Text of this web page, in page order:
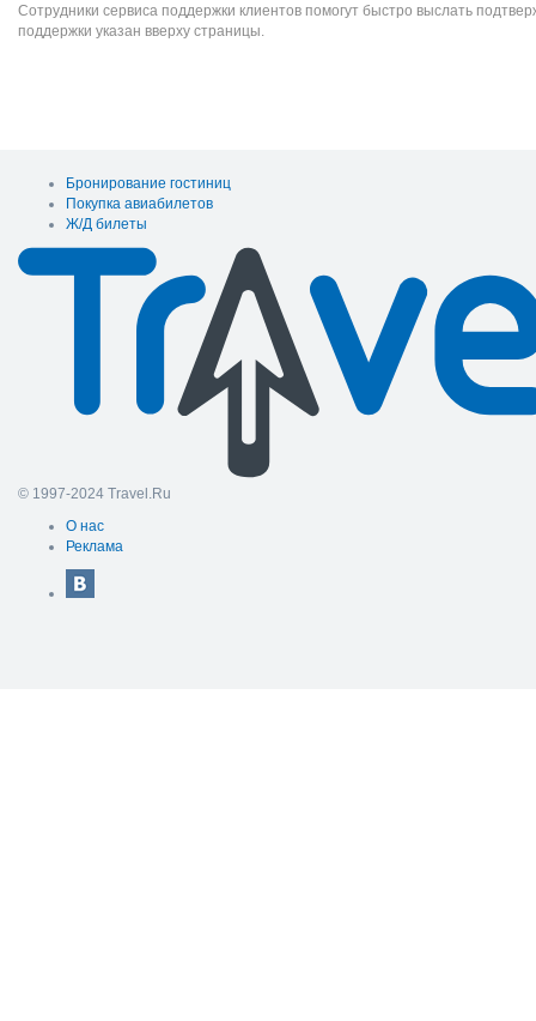
Сотрудники сервиса поддержки клиентов помогут быстро выслать
поддержки указан вверху страницы.
Бронирование гостиниц
Покупка авиабилетов
Ж/Д билеты
© 1997-2024 Travel.Ru
О нас
Реклама